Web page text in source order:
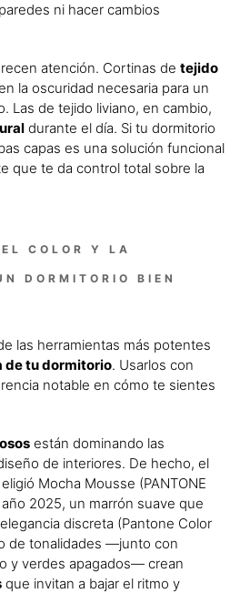
ni hacer cambios
atención. Cortinas de tejido
la oscuridad necesaria para un
Las de tejido liviano, en cambio,
durante el día. Si tu dormitorio
capas es una solución funcional
que te da control total sobre la
COLOR Y LA
DORMITORIO BIEN
las herramientas más potentes
de tu dormitorio. Usarlos con
notable en cómo te sientes
están dominando las
de interiores. De hecho, el
eligió Mocha Mousse (PANTONE
2025, un marrón suave que
discreta (Pantone Color
de tonalidades —junto con
y verdes apagados— crean
que invitan a bajar el ritmo y